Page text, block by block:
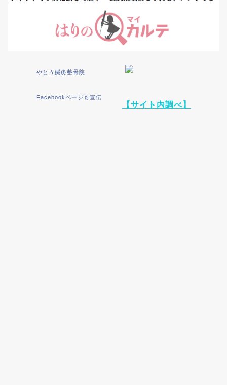
やとう鍼灸整骨院
Facebookページも宣伝
【サイト内調べ】